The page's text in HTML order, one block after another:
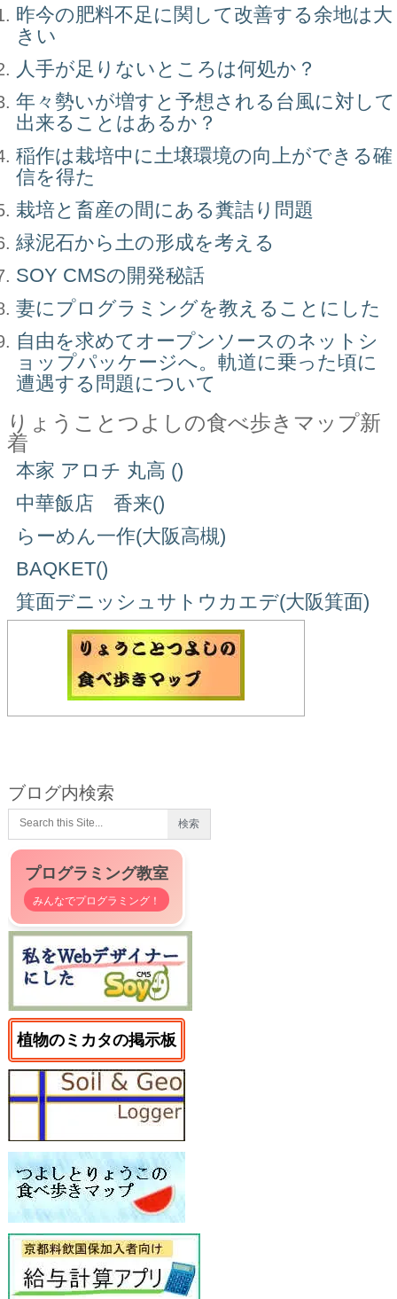
昨今の肥料不足に関して改善する余地は大
きい
人手が足りないところは何処か？
年々勢いが増すと予想される台風に対して
出来ることはあるか？
稲作は栽培中に土壌環境の向上ができる確
信を得た
栽培と畜産の間にある糞詰り問題
緑泥石から土の形成を考える
SOY CMSの開発秘話
妻にプログラミングを教えることにした
自由を求めてオープンソースのネットシ
ョップパッケージへ。軌道に乗った頃に
遭遇する問題について
りょうことつよしの食べ歩きマップ新
着
本家 アロチ 丸高 ()
中華飯店 香来()
らーめん一作(大阪高槻)
BAQKET()
箕面デニッシュサトウカエデ(大阪箕面)
ブログ内検索
プログラミング教室
みんなでプログラミング！
植物のミカタの掲示板